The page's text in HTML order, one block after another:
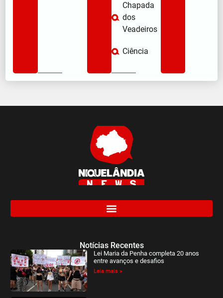
Chapada
dos
Veadeiros
Ciência
Notícias Recentes
Lei Maria da Penha completa 20 anos
entre avanços e desafios
Leia mais »